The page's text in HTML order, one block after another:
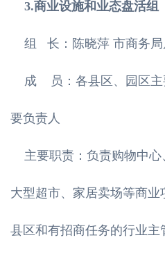
3.商业设施和业态盘活组
组 长：陈晓萍 市商务局
成 员：各县区、园区主
要负责人
主要职责：负责购物中心
大型超市、家居卖场等商
县区和有招商任务的行业